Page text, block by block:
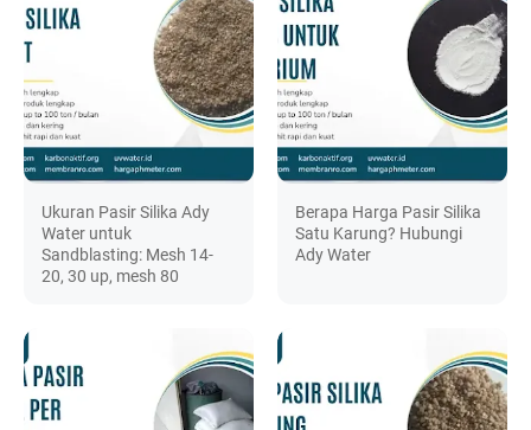
Ukuran Pasir Silika Ady
Water untuk
Sandblasting: Mesh 14-
20, 30 up, mesh 80
Berapa Harga Pasir Silika
Satu Karung? Hubungi
Ady Water